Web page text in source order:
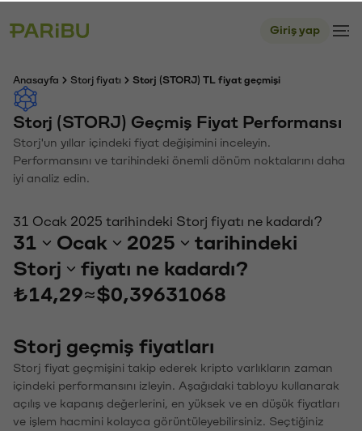
Giriş yap
Anasayfa Storj fiyatı Storj (STORJ) TL fiyat geçmişi
Storj (STORJ) Geçmiş Fiyat Performansı
Storj'un yıllar içindeki fiyat değişimini inceleyin.
Performansını ve tarihindeki önemli dönüm noktalarını daha
iyi analiz edin.
31 Ocak 2025 tarihindeki Storj fiyatı ne kadardı?
31 Ocak 2025
tarihindeki
Storj
fiyatı ne kadardı?
₺14,29≈$0,39631068
Storj geçmiş fiyatları
Storj fiyat geçmişini takip ederek kripto varlıkların zaman
içindeki performansını izleyin. Aşağıdaki tabloyu kullanarak
açılış ve kapanış değerlerini, en yüksek ve en düşük fiyatları
ve işlem hacmini kolayca görüntüleyebilirsiniz. Seçtiğiniz